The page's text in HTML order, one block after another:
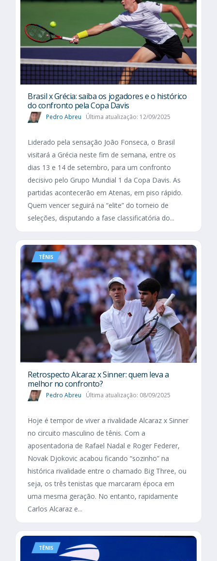
Brasil x Grécia: saiba os jogadores e o histórico
do confronto pela Copa Davis
Pedro Abreu Última atualização: 12/09/2025
Liderado pela sensação João Fonseca, o Brasil
visitará a Grécia neste fim de semana, entre os
dias 13 e 14 de setembro, para um confronto
decisivo pelo Grupo Mundial 1 da Copa Davis. As
partidas acontecerão em Atenas, em piso rápido.
Quem vencer seguirá na “elite” do torneio de
seleções, disputando a fase classificatória do...
TÊNIS
Retrospecto Alcaraz x Sinner: quem leva a
melhor no confronto?
Pedro Abreu Última atualização: 08/09/2025
Hoje é tempor de viver a rivalidade Alcaraz x Sinner
no circuito masculino de tênis. Com a
aposentadoria de Rafael Nadal e Roger Federer,
Novak Djokovic acabou ficando “sozinho” na
histórica rivalidade entre o chamado Big Three, ou
seja, os três tenistas que marcaram época em
uma mesma geração. No entanto, rapidamente
Carlos Alcaraz e...
TÊNIS